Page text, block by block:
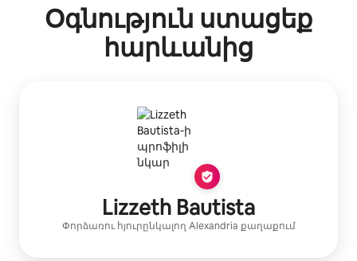
Օգնություն ստացեք
հարևանից
Lizzeth Bautista
Փորձառու հյուրընկալող Alexandria քաղաքում